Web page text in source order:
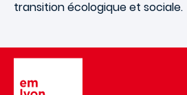
transition écologique et sociale.